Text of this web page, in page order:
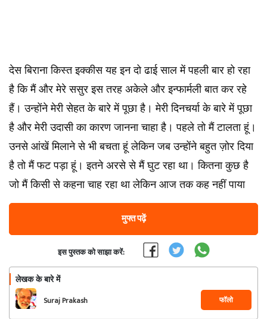
देस बिराना किस्त इक्कीस यह इन दो ढाई साल में पहली बार हो रहा
है कि मैं और मेरे ससुर इस तरह अकेले और इन्फार्मली बात कर रहे
हैं। उन्होंने मेरी सेहत के बारे में पूछा है। मेरी दिनचर्या के बारे में पूछा
है और मेरी उदासी का कारण जानना चाहा है। पहले तो मैं टालता हूं।
उनसे आंखें मिलाने से भी बचता हूं लेकिन जब उन्होंने बहुत ज़ोर दिया
है तो मैं फट पड़ा हूं। इतने अरसे से मैं घुट रहा था। कितना कुछ है
जो मैं किसी से कहना चाह रहा था लेकिन आज तक कह नहीं पाया
मुफ्त पढ़ें
इस पुस्तक को साझा करें:
लेखक के बारे में
Suraj Prakash फॉलो